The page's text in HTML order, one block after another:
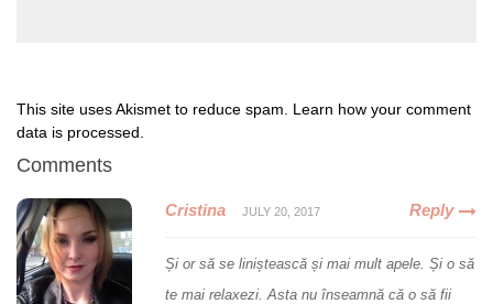
This site uses Akismet to reduce spam. Learn how your comment
data is processed
Comments
Cristina JULY 20, 2017 Reply
Și or să se liniștească și mai mult apele. Și o să
te mai relaxezi. Asta nu înseamnă că o să fii